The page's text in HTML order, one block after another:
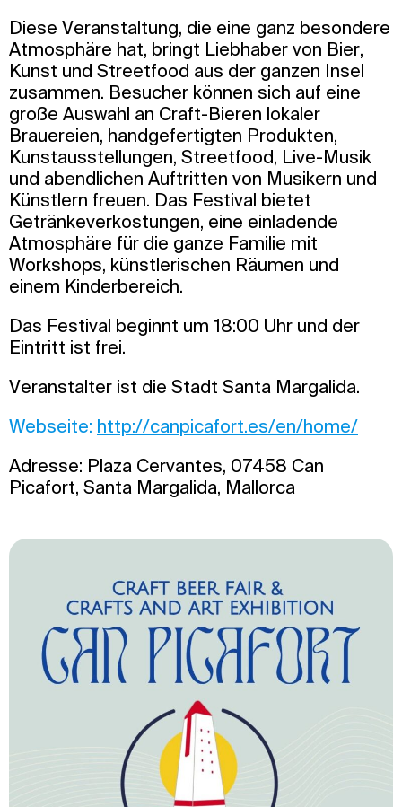
Diese Veranstaltung, die eine ganz besondere
Atmosphäre hat, bringt Liebhaber von Bier,
Kunst und Streetfood aus der ganzen Insel
zusammen. Besucher können sich auf eine
große Auswahl an Craft-Bieren lokaler
Brauereien, handgefertigten Produkten,
Kunstausstellungen, Streetfood, Live-Musik
und abendlichen Auftritten von Musikern und
Künstlern freuen. Das Festival bietet
Getränkeverkostungen, eine einladende
Atmosphäre für die ganze Familie mit
Workshops, künstlerischen Räumen und
einem Kinderbereich.
Das Festival beginnt um 18:00 Uhr und der
Eintritt ist frei.
Veranstalter ist die Stadt Santa Margalida.
Webseite: http://canpicafort.es/en/home/
Adresse: Plaza Cervantes, 07458 Can
Picafort, Santa Margalida, Mallorca